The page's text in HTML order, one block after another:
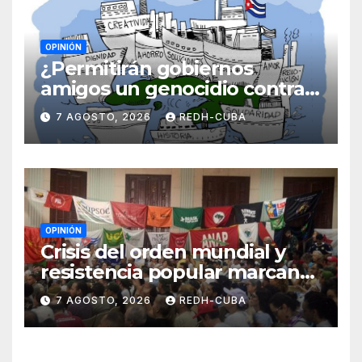
OPINIÓN
¿Permitirán gobiernos
amigos un genocidio contra
Cuba? Por Hedelberto López
Blanch
7 AGOSTO, 2026 REDH-CUBA
OPINIÓN
Crisis del orden mundial y
resistencia popular marcan
el inicio de la IV Asamblea
Continental de ALBA
Movimientos en Cuba
7 AGOSTO, 2026 REDH-CUBA